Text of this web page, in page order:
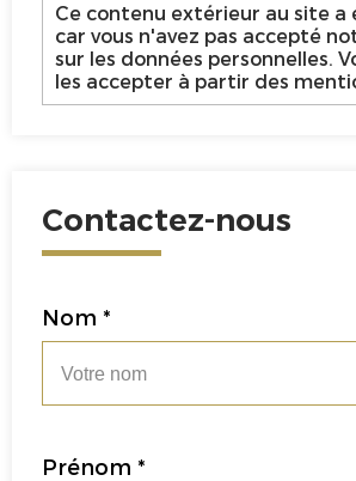
Ce contenu extérieur au site a
car vous n'avez pas accepté
sur les données personnelles.
les accepter à partir des
Contactez-nous
Nom *
Prénom *